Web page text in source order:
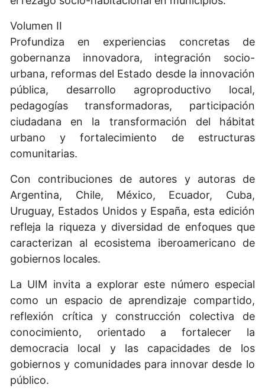
Volumen II
Profundiza en experiencias concretas de
gobernanza innovadora, integración socio-
urbana, reformas del Estado desde la innovación
pública, desarrollo agroproductivo local,
pedagogías transformadoras, participación
ciudadana en la transformación del hábitat
urbano y fortalecimiento de estructuras
comunitarias.
Con contribuciones de autores y autoras de
Argentina, Chile, México, Ecuador, Cuba,
Uruguay, Estados Unidos y España, esta edición
refleja la riqueza y diversidad de enfoques que
caracterizan al ecosistema iberoamericano de
gobiernos locales.
La UIM invita a explorar este número especial
como un espacio de aprendizaje compartido,
reflexión crítica y construcción colectiva de
conocimiento, orientado a fortalecer la
democracia local y las capacidades de los
gobiernos y comunidades para innovar desde lo
público.